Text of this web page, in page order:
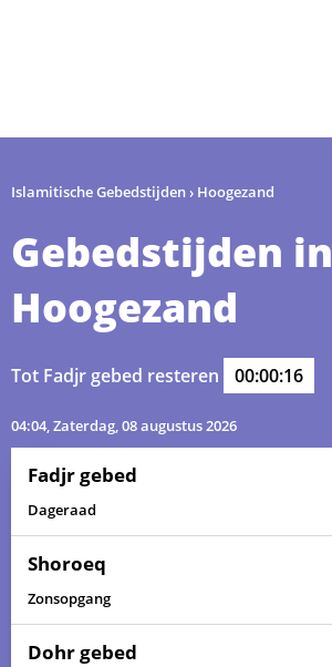
Islamitische Gebedstijden› Hoogezand
Gebedstijden in
Hoogezand
Tot Fadjr gebed resteren 00:00:15
04:04, Zaterdag, 08 augustus 2026
Fadjr gebed
Dageraad
Shoroeq
Zonsopgang
Dohr gebed